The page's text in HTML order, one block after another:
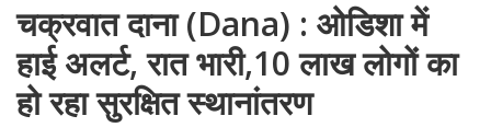
चक्रवात दाना (Dana) : ओडिशा में
हाई अलर्ट, रात भारी,10 लाख लोगों का
हो रहा सुरक्षित स्थानांतरण